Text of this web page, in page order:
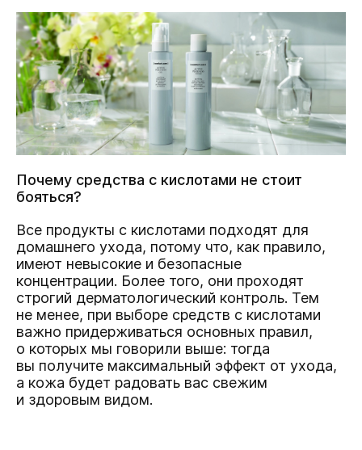
Почему средства с кислотами не стоит
бояться?
Все продукты с кислотами подходят для
домашнего ухода, потому что, как правило,
имеют невысокие и безопасные
концентрации. Более того, они проходят
строгий дерматологический контроль. Тем
не менее, при выборе средств с кислотами
важно придерживаться основных правил,
о которых мы говорили выше: тогда
вы получите максимальный эффект от ухода,
а кожа будет радовать вас свежим
и здоровым видом.